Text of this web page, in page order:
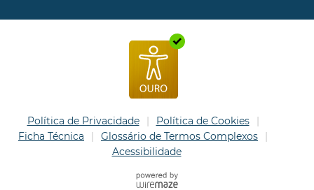
Política de Privacidade
Política de Cookies
Ficha Técnica
Glossário de Termos Complexos
Acessibilidade